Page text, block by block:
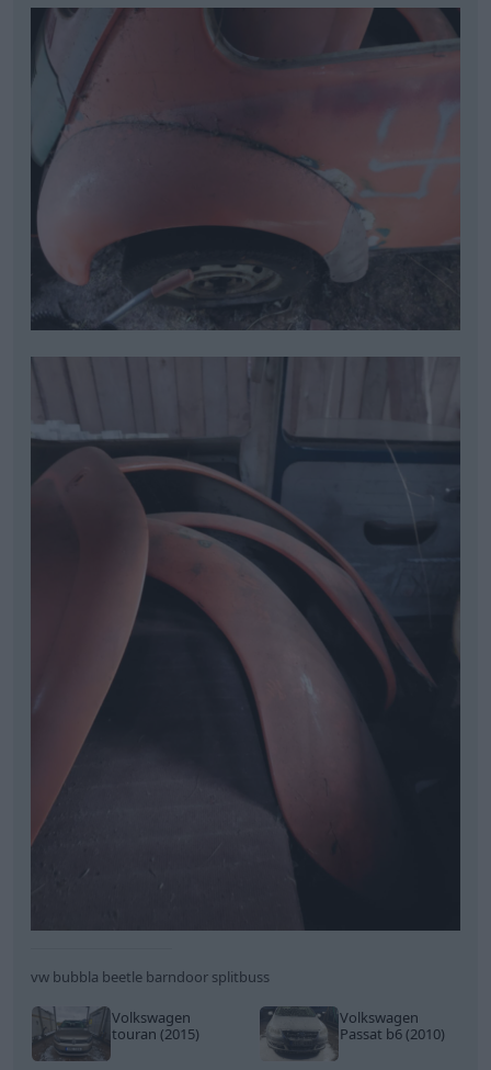
vw bubbla beetle barndoor splitbuss
Volkswagen
touran (2015)
Volkswagen
Passat b6 (2010)